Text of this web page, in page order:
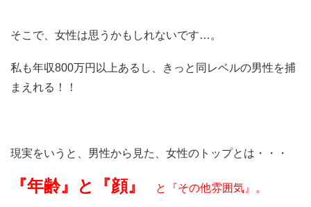
そこで、女性は思うかもしれないです…。
私も年収800万円以上あるし、きっと同レベルの男性を捕
まえれる！！
現実をいうと、男性から見た、女性のトップとは・・・
『年齢』と『顔』 と『その他雰囲気』。